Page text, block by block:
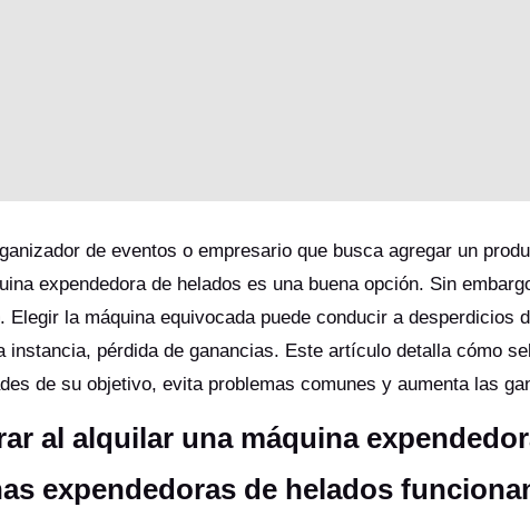
de eventos o empresario que busca agregar un
expendedora de helados es una buena opción. Sin
la máquina equivocada puede conducir a desperdicios
pérdida de ganancias. Este artículo detalla cómo
de su objetivo, evita problemas comunes y aumenta las
al alquilar una máquina
expendedoras de helados